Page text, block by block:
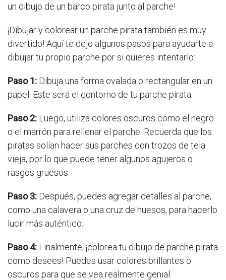
un dibujo de un barco pirata junto al parche!
¡Dibujar y colorear un parche pirata también es muy
divertido! Aquí te dejo algunos pasos para ayudarte a
dibujar tu propio parche por si quieres intentarlo:
Paso 1: Dibuja una forma ovalada o rectangular en un
papel. Este será el contorno de tu parche pirata.
Paso 2: Luego, utiliza colores oscuros como el negro
o el marrón para rellenar el parche. Recuerda que los
piratas solían hacer sus parches con trozos de tela
vieja, por lo que puede tener algunos agujeros o
rasgos gruesos.
Paso 3: Después, puedes agregar detalles al parche,
como una calavera o una cruz de huesos, para hacerlo
lucir más auténtico.
Paso 4: Finalmente, ¡colorea tu dibujo de parche pirata
como desees! Puedes usar colores brillantes o
oscuros para que se vea realmente genial.